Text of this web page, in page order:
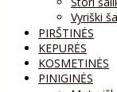
Vyriški
PIRŠTINĖS
KEPURĖS
KOSMETINĖS
PINIGINĖS